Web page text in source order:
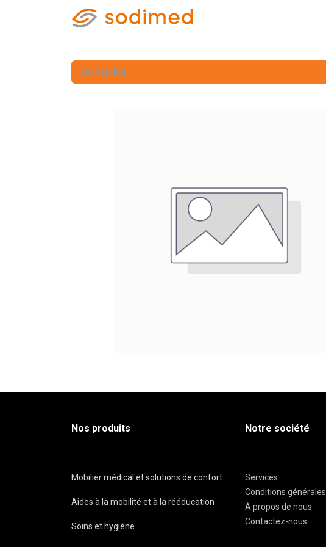
Nos produits
Mobilier médical et solutions de confort
Aides à la mobilité et à la rééducation
Soins et hygiène
Notre société
Services
Conditions générales
À propos de nous
Contactez-nous